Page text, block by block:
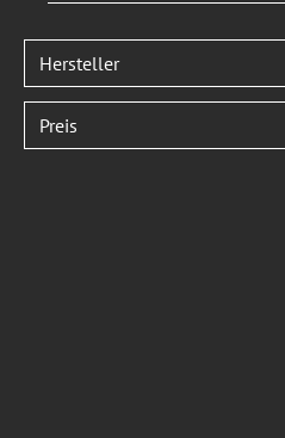
Hersteller
Preis